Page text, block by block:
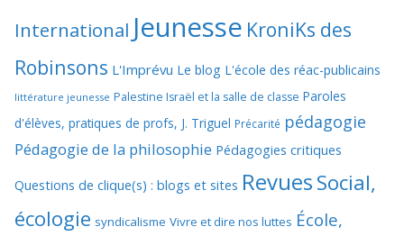
International Jeunesse KroniKs des
Robinsons L'Imprévu Le blog L'école des réac-publicains
littérature jeunesse Palestine Israël et la salle de classe Paroles
d'élèves, pratiques de profs, J. Triguel Précarité pédagogie
Pédagogie de la philosophie Pédagogies critiques
Questions de clique(s) : blogs et sites RevuesSocial,
écologie syndicalisme Vivre et dire nos luttes École,